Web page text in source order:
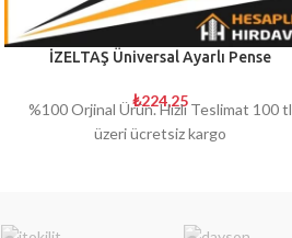
İZELTAŞ Üniversal Ayarlı Pense
₺224,25
%100 Orjinal Ürün. Hızlı Teslimat 100 tl
üzeri ücretsiz kargo